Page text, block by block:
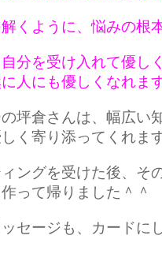
くように、悩みの根
分を受け入れて優し
人にも優しくなれます
坪倉さんは、幅広い
く寄り添ってくれます
ングを受けた後、そ
って帰りました＾＾
セージも、カードに